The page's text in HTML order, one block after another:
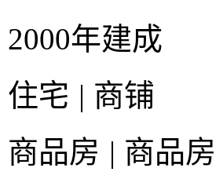
2000年建成
住宅 | 商铺
商品房 | 商品房